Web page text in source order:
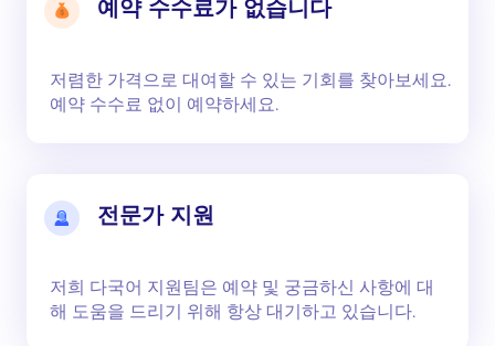
예약 수수료가 없습니다
저렴한 가격으로 대여할 수 있는 기회를 찾아보세요.
예약 수수료 없이 예약하세요.
전문가 지원
저희 다국어 지원팀은 예약 및 궁금하신 사항에 대
해 도움을 드리기 위해 항상 대기하고 있습니다.